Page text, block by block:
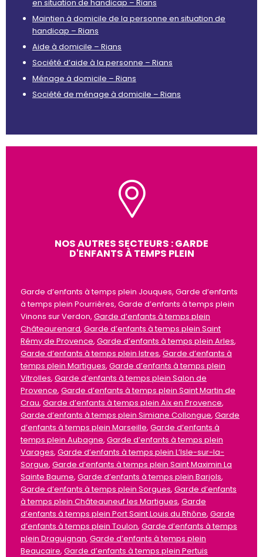
en situation de handicap – Rians
Maintien à domicile de la personne en situation de
handicap – Rians
Aide à domicile – Rians
Société d’aide à la personne – Rians
Ménage à domicile – Rians
Société de ménage à domicile – Rians
NOS AUTRES SECTEURS : GARDE
D'ENFANTS À TEMPS PLEIN
Garde d’enfants à temps plein Jouques, Garde d’enfants
à temps plein Pourrières, Garde d’enfants à temps plein
Vinons sur Verdon, Garde d’enfants à temps plein
Châteaurenard, Garde d’enfants à temps plein Saint
Rémy de Provence, Garde d’enfants à temps plein Arles,
Garde d’enfants à temps plein Istres, Garde d’enfants à
temps plein Martigues, Garde d’enfants à temps plein
Vitrolles, Garde d’enfants à temps plein Salon de
Provence, Garde d’enfants à temps plein Saint Martin de
Crau, Garde d’enfants à temps plein Aix en Provence,
Garde d’enfants à temps plein Simiane Collongue, Garde
d’enfants à temps plein Marseille, Garde d’enfants à
temps plein Aubagne, Garde d’enfants à temps plein
Varages, Garde d’enfants à temps plein L’Isle-sur-la-
Sorgue, Garde d’enfants à temps plein Saint Maximin La
Sainte Baume, Garde d’enfants à temps plein Barjols,
Garde d’enfants à temps plein Sorgues, Garde d’enfants
à temps plein Châteauneuf les Martigues, Garde
d’enfants à temps plein Port Saint Louis du Rhône, Garde
d’enfants à temps plein Toulon, Garde d’enfants à temps
plein Draguignan, Garde d’enfants à temps plein
Beaucaire, Garde d’enfants à temps plein Pertuis